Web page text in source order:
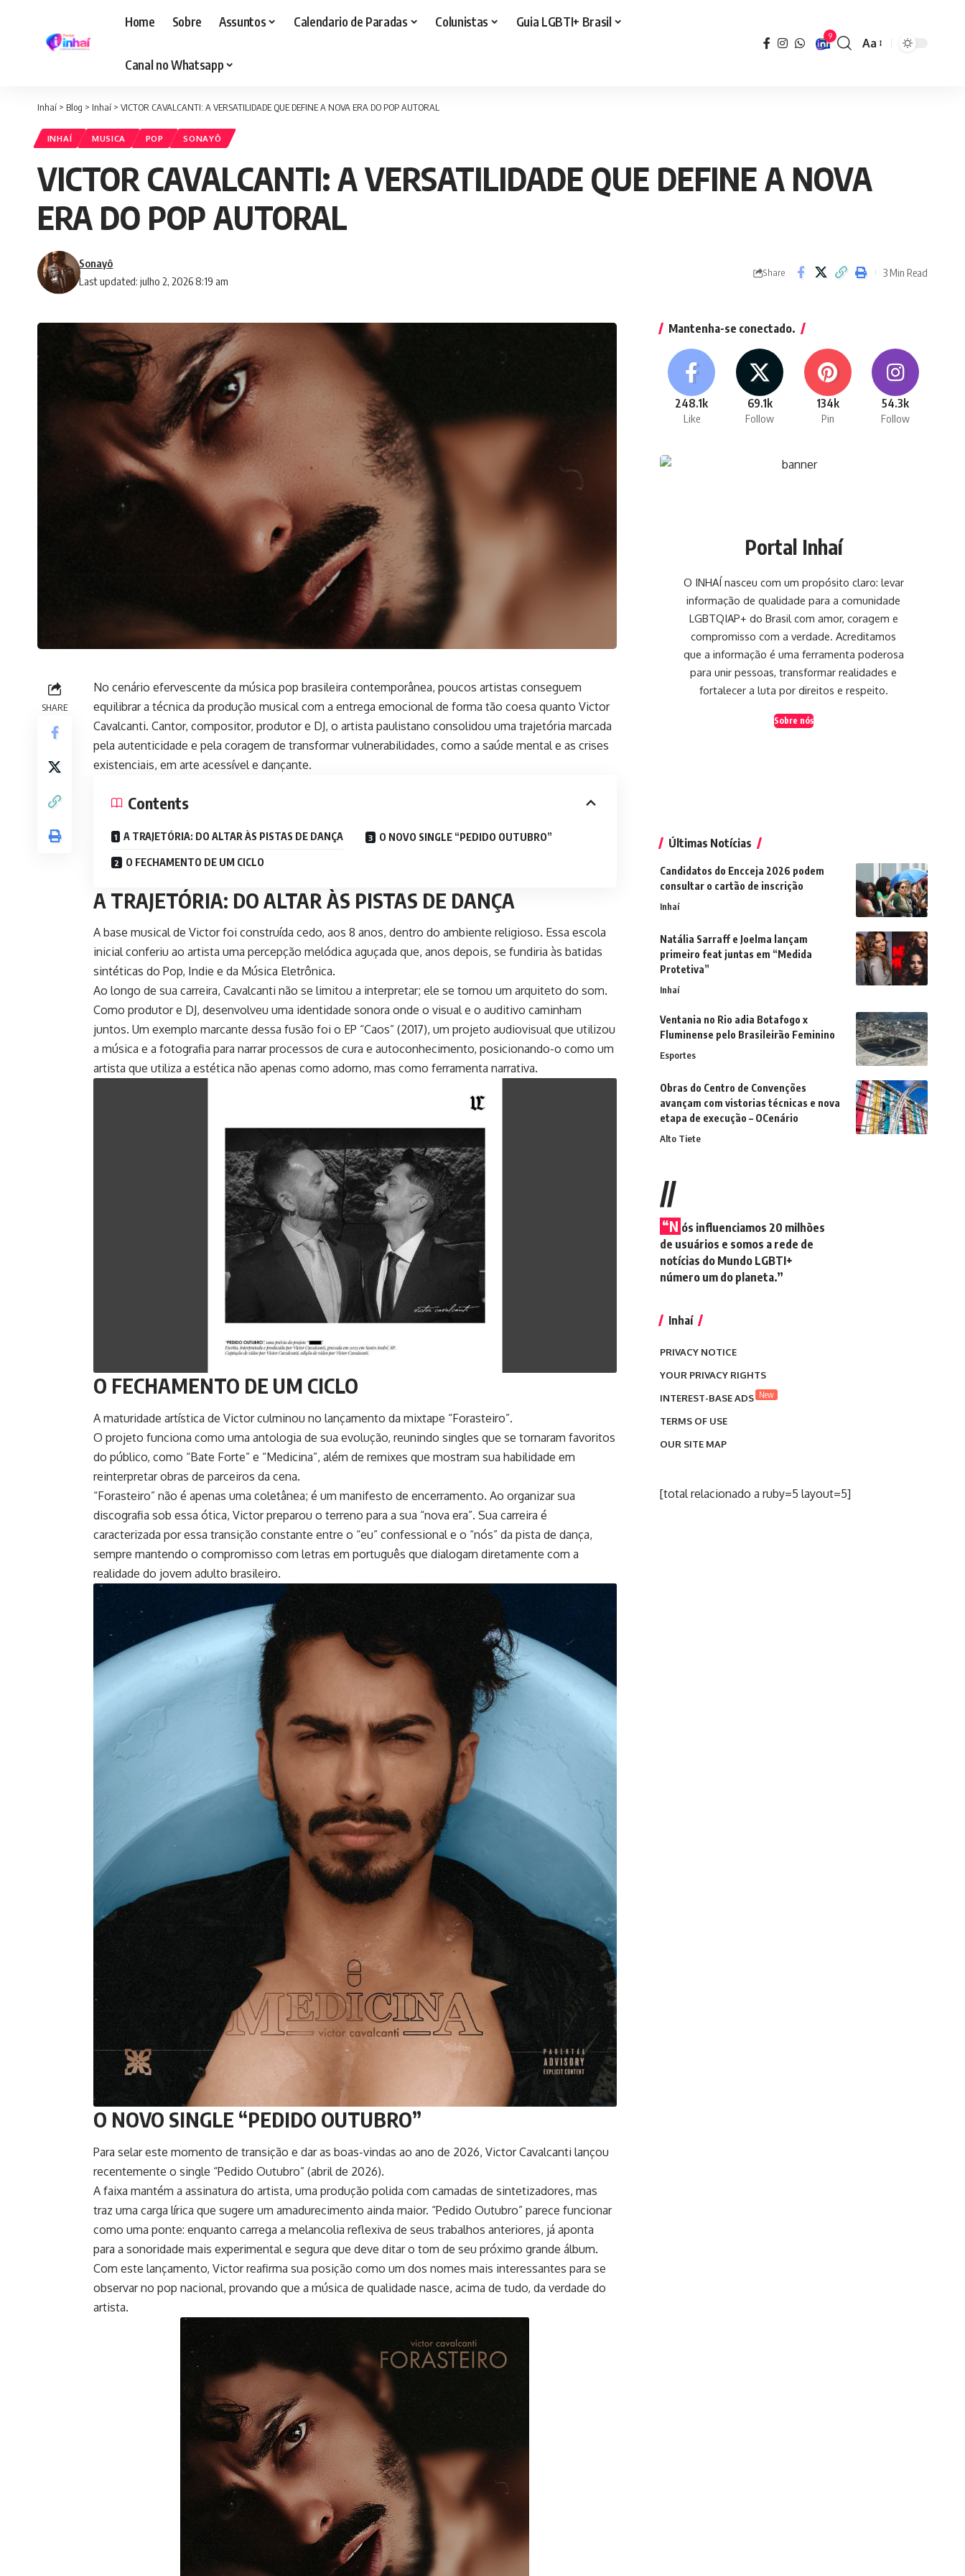
Home Sobre Assuntos Calendario de Paradas Colunistas Guia LGBTI+ Brasil
Canal no Whatsapp
9
Font
Aa
Inhaí > Blog > Inhaí > VICTOR CAVALCANTI: A VERSATILIDADE QUE DEFINE A NOVA ERA DO POP AUTORAL
INHAÍ MUSICA POP SONAYÔ
VICTOR CAVALCANTI: A VERSATILIDADE QUE DEFINE A NOVA
ERA DO POP AUTORAL
Last updated: julho 2, 2026 8:19 am
Sonayô
Share 3 Min Read
SHARE
No cenário efervescente da música pop brasileira contemporânea, poucos artistas conseguem
equilibrar a técnica da produção musical com a entrega emocional de forma tão coesa quanto Victor
Cavalcanti. Cantor, compositor, produtor e DJ, o artista paulistano consolidou uma trajetória marcada
pela autenticidade e pela coragem de transformar vulnerabilidades, como a saúde mental e as crises
existenciais, em arte acessível e dançante.
Contents
A TRAJETÓRIA: DO ALTAR ÀS PISTAS DE DANÇA
O FECHAMENTO DE UM CICLO
O NOVO SINGLE “PEDIDO OUTUBRO”
A TRAJETÓRIA: DO ALTAR ÀS PISTAS DE DANÇA
A base musical de Victor foi construída cedo, aos 8 anos, dentro do ambiente religioso. Essa escola
inicial conferiu ao artista uma percepção melódica aguçada que, anos depois, se fundiria às batidas
sintéticas do Pop, Indie e da Música Eletrônica.
Ao longo de sua carreira, Cavalcanti não se limitou a interpretar; ele se tornou um arquiteto do som.
Como produtor e DJ, desenvolveu uma identidade sonora onde o visual e o auditivo caminham
juntos. Um exemplo marcante dessa fusão foi o EP “Caos” (2017), um projeto audiovisual que utilizou
a música e a fotografia para narrar processos de cura e autoconhecimento, posicionando-o como um
artista que utiliza a estética não apenas como adorno, mas como ferramenta narrativa.
O FECHAMENTO DE UM CICLO
A maturidade artística de Victor culminou no lançamento da mixtape “Forasteiro”.
O projeto funciona como uma antologia de sua evolução, reunindo singles que se tornaram favoritos
do público, como “Bate Forte” e “Medicina”, além de remixes que mostram sua habilidade em
reinterpretar obras de parceiros da cena.
“Forasteiro” não é apenas uma coletânea; é um manifesto de encerramento. Ao organizar sua
discografia sob essa ótica, Victor preparou o terreno para a sua “nova era”. Sua carreira é
caracterizada por essa transição constante entre o “eu” confessional e o “nós” da pista de dança,
sempre mantendo o compromisso com letras em português que dialogam diretamente com a
realidade do jovem adulto brasileiro.
O NOVO SINGLE “PEDIDO OUTUBRO”
Para selar este momento de transição e dar as boas-vindas ao ano de 2026, Victor Cavalcanti lançou
recentemente o single “Pedido Outubro” (abril de 2026).
A faixa mantém a assinatura do artista, uma produção polida com camadas de sintetizadores, mas
traz uma carga lírica que sugere um amadurecimento ainda maior. “Pedido Outubro” parece funcionar
como uma ponte: enquanto carrega a melancolia reflexiva de seus trabalhos anteriores, já aponta
para a sonoridade mais experimental e segura que deve ditar o tom de seu próximo grande álbum.
Com este lançamento, Victor reafirma sua posição como um dos nomes mais interessantes para se
observar no pop nacional, provando que a música de qualidade nasce, acima de tudo, da verdade do
artista.
Mantenha-se conectado.
248.1k
Like
69.1k
Follow
134k
Pin
54.3k
Follow
Portal Inhaí
O INHAÍ nasceu com um propósito claro: levar
informação de qualidade para a comunidade
LGBTQIAP+ do Brasil com amor, coragem e
compromisso com a verdade. Acreditamos
que a informação é uma ferramenta poderosa
para unir pessoas, transformar realidades e
fortalecer a luta por direitos e respeito.
Sobre nós
Últimas Notícias
Candidatos do Encceja 2026 podem
consultar o cartão de inscrição
Inhaí
Natália Sarraff e Joelma lançam
primeiro feat juntas em “Medida
Protetiva”
Inhaí
Ventania no Rio adia Botafogo x
Fluminense pelo Brasileirão Feminino
Esportes
Obras do Centro de Convenções
avançam com vistorias técnicas e nova
etapa de execução – OCenário
Alto Tiete
//
“N ós influenciamos 20 milhões
de usuários e somos a rede de
notícias do Mundo LGBTI+
número um do planeta.”
Inhaí
PRIVACY NOTICE
YOUR PRIVACY RIGHTS
INTEREST-BASE ADS New
TERMS OF USE
OUR SITE MAP
[total relacionado a ruby=5 layout=5]